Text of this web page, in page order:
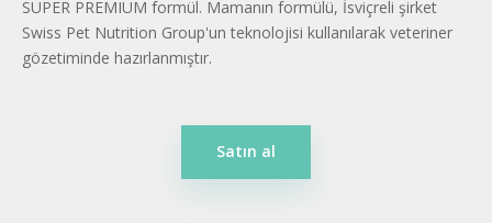
SÜPER PREMIUM formül. Mamanın formülü, İsviçreli şirket
Swiss Pet Nutrition Group'un teknolojisi kullanılarak veteriner
gözetiminde hazırlanmıştır.
Satın al